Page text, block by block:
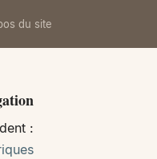
du site
: